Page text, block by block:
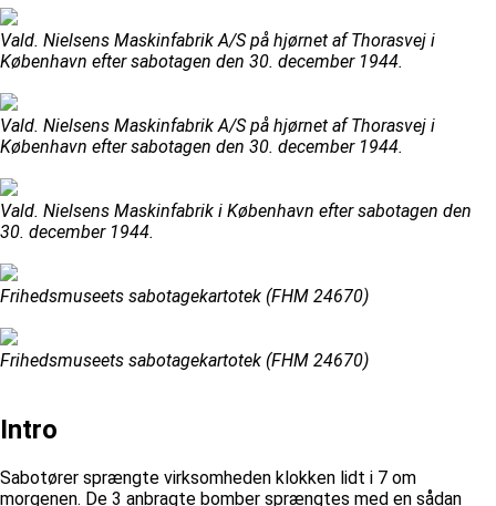
Vald. Nielsens Maskinfabrik A/S på hjørnet af Thorasvej i
København efter sabotagen den 30. december 1944.
Vald. Nielsens Maskinfabrik A/S på hjørnet af Thorasvej i
København efter sabotagen den 30. december 1944.
Vald. Nielsens Maskinfabrik i København efter sabotagen den
30. december 1944.
Frihedsmuseets sabotagekartotek (FHM 24670)
Frihedsmuseets sabotagekartotek (FHM 24670)
Intro
Sabotører sprængte virksomheden klokken lidt i 7 om
morgenen. De 3 anbragte bomber sprængtes med en sådan